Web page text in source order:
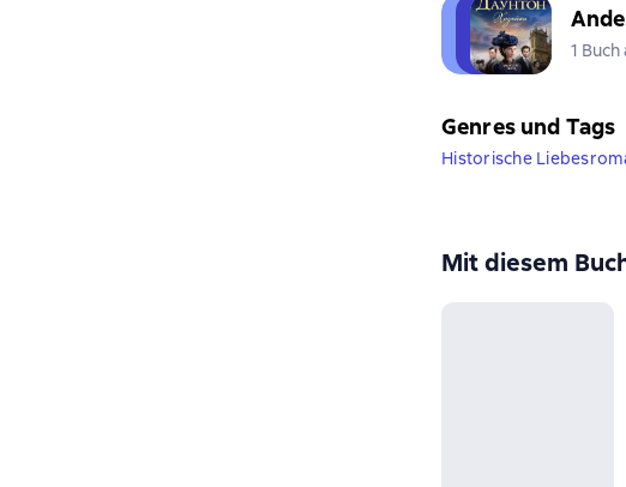
1 Buch
Genres und Tags
Historische
Mit diesem